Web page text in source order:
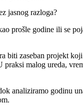
jasnog razloga?
prošle godine ili se
biti zaseban projekt
praksi malog ureda,
analiziramo godinu